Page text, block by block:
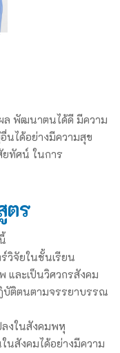
ล พัฒนาตนได้ดี มีความ
นได้อย่างมีความสุข
ทัศน์ ในการ
ตร
วิจัยในชั้นเรียน
และเป็นวิศวกรสังคม
บัติตนตามจรรยาบรรณ
งในสังคมพหุ
นสังคมได้อย่างมีความ